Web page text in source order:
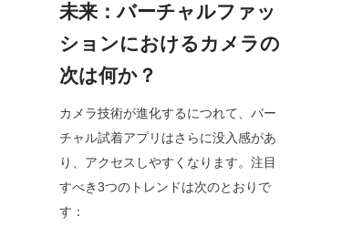
未来：バーチャルファッ
ションにおけるカメラの
次は何か？
カメラ技術が進化するにつれて、バー
チャル試着アプリはさらに没入感があ
り、アクセスしやすくなります。注目
すべき3つのトレンドは次のとおりで
す：